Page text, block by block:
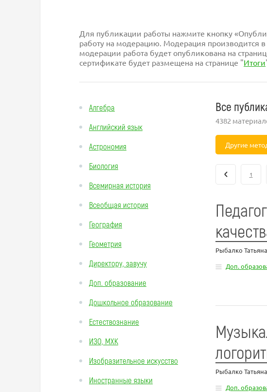
Для публикации работы нажмите кнопку
работу на модерацию. Модерация производится
модерации работа будет опубликована на
сертификате будет размещена на странице "Итоги
Алгебра
Английский язык
Астрономия
Биология
Всемирная история
Всеобщая история
География
Геометрия
Директору, завучу
Доп. образование
Дошкольное образование
Естествознание
ИЗО, МХК
Изобразительное искусство
Иностранные языки
Все
4382
Другие
1
Рыбалко
Доп.
Рыбалко
Доп.